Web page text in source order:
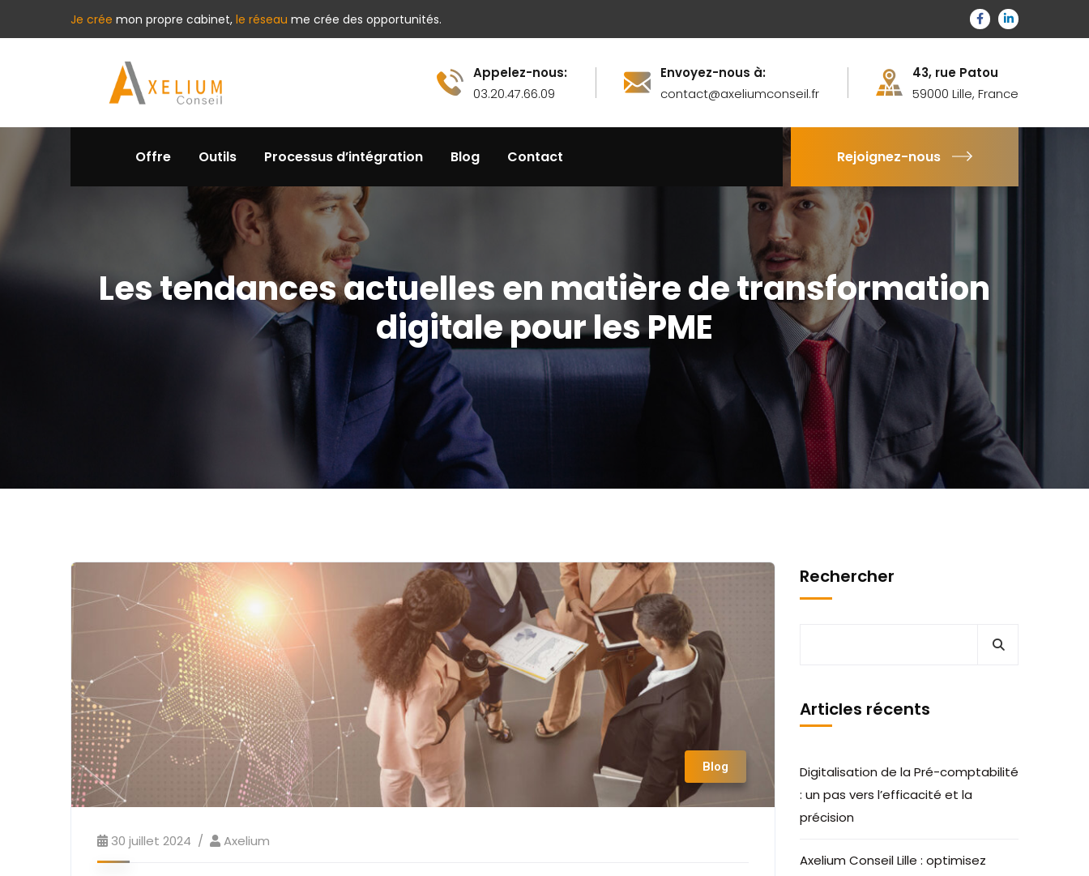
Je crée mon propre cabinet, le réseau me crée des opportunités.
Appelez-nous:
03.20.47.66.09
Envoyez-nous à:
contact@axeliumconseil.fr
43, rue Patou
59000 Lille, France
Offre Outils Processus d’intégration Blog Contact Rejoignez-nous
Les tendances actuelles en matière de transformation
digitale pour les PME
Blog
30 juillet 2024 Axelium
Rechercher
Articles récents
Digitalisation de la Pré-comptabilité
: un pas vers l’efficacité et la
précision
Axelium Conseil Lille : optimisez